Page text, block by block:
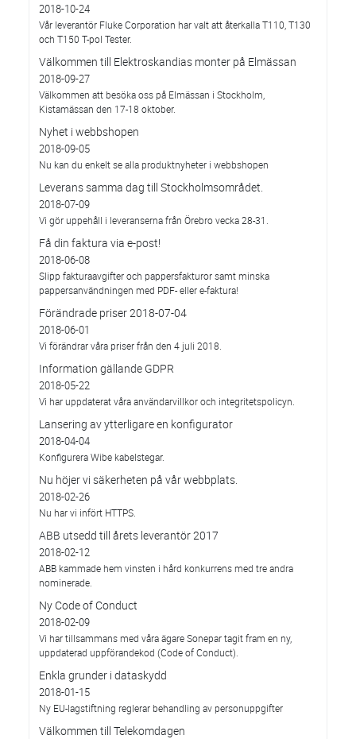
2018-10-24
Vår leverantör Fluke Corporation har valt att återkalla T110, T130
och T150 T-pol Tester.
Välkommen till Elektroskandias monter på Elmässan
2018-09-27
Välkommen att besöka oss på Elmässan i Stockholm,
Kistamässan den 17-18 oktober.
Nyhet i webbshopen
2018-09-05
Nu kan du enkelt se alla produktnyheter i webbshopen
Leverans samma dag till Stockholmsområdet.
2018-07-09
Vi gör uppehåll i leveranserna från Örebro vecka 28-31.
Få din faktura via e-post!
2018-06-08
Slipp fakturaavgifter och pappersfakturor samt minska
pappersanvändningen med PDF- eller e-faktura!
Förändrade priser 2018-07-04
2018-06-01
Vi förändrar våra priser från den 4 juli 2018.
Information gällande GDPR
2018-05-22
Vi har uppdaterat våra användarvillkor och integritetspolicyn.
Lansering av ytterligare en konfigurator
2018-04-04
Konfigurera Wibe kabelstegar.
Nu höjer vi säkerheten på vår webbplats.
2018-02-26
Nu har vi infört HTTPS.
ABB utsedd till årets leverantör 2017
2018-02-12
ABB kammade hem vinsten i hård konkurrens med tre andra
nominerade.
Ny Code of Conduct
2018-02-09
Vi har tillsammans med våra ägare Sonepar tagit fram en ny,
uppdaterad uppförandekod (Code of Conduct).
Enkla grunder i dataskydd
2018-01-15
Ny EU-lagstiftning reglerar behandling av personuppgifter
Välkommen till Telekomdagen